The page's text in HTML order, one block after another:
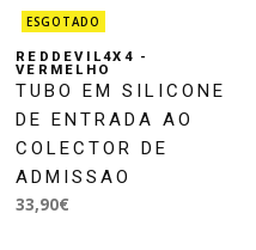
ESGOTADO
REDDEVIL4X4 -
VERMELHO
TUBO EM SILICONE
DE ENTRADA AO
COLECTOR DE
ADMISSAO
33,90€